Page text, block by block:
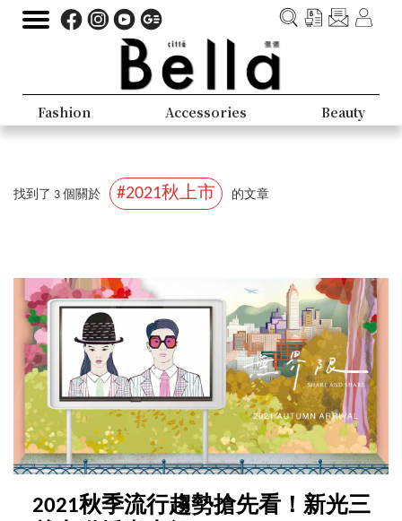
Fashion Accessories Beauty
找到了 3 個關於 #2021秋上市 的文章
2021秋季流行趨勢搶先看！新光三